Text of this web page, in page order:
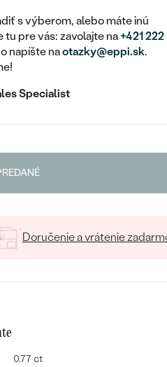
s výberom, alebo máte inú
tu pre vás: zavolajte na+421 222
napíšte naotazky@eppi.sk.
Specialist
Doručenie a vrátenie
0.77 ct